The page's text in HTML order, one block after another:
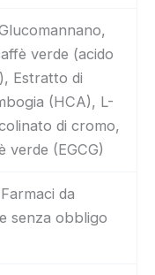
verde (acido
Estratto di
(HCA), L-
di cromo,
verde (EGCG)
da
senza obbligo